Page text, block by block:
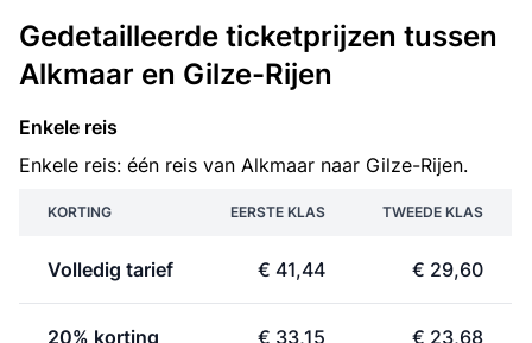
Gedetailleerde ticketprijzen tussen
Alkmaar en Gilze-Rijen
Enkele reis
Enkele reis: één reis van Alkmaar naar Gilze-Rijen.
KORTING EERSTE KLAS TWEEDE KLAS
Volledig tarief € 41,44 € 29,60
20% korting € 33,15 € 23,68